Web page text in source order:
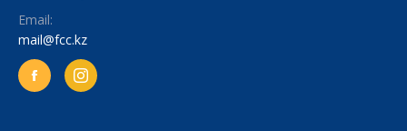
Email:
mail@fcc.kz
Facebook